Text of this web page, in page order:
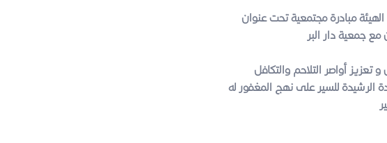
رمضان من كل عام، نفذت الهيئة مبادرة مجتمعية تحت عنوان
مع جمعية دار البر
أواصر التلاحم والتكافل
الرشيدة للسير على نهج المغفور له